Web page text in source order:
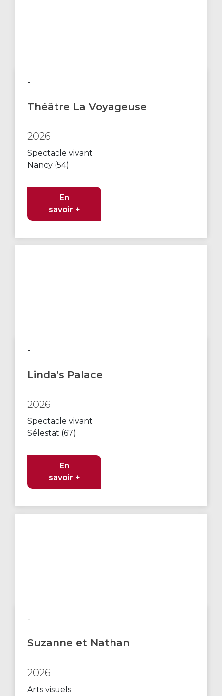
-
Théâtre La Voyageuse
2026
Spectacle vivant
Nancy (54)
En
savoir +
-
Linda’s Palace
2026
Spectacle vivant
Sélestat (67)
En
savoir +
-
Suzanne et Nathan
2026
Arts visuels